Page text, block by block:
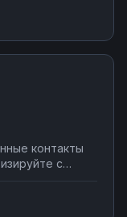
SQL-
контакты
с
Data Scraper